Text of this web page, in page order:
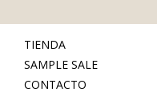
TIENDA
SAMPLE SALE
CONTACTO